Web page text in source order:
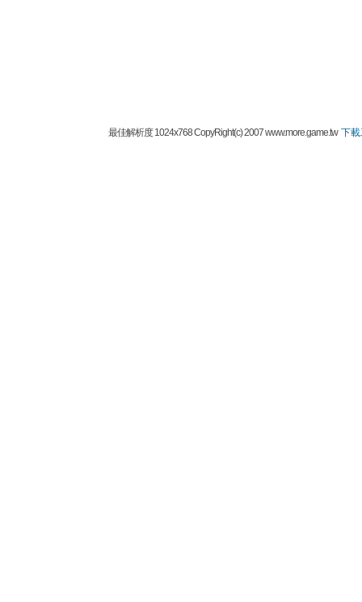
最佳解析度 1024x768 CopyRight(c) 2007 www.more.game.tw 下